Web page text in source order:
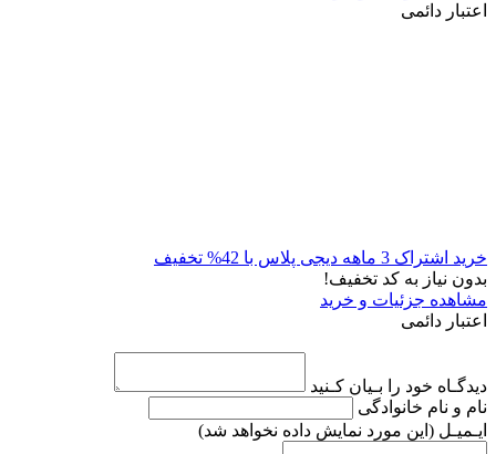
اعتبار دائمی
خرید اشتراک 3 ماهه دیجی پلاس با 42% تخفیف
بدون نیاز به کد تخفیف!
مشاهده جزئیات و خرید
اعتبار دائمی
دیدگـاه خود را بـیان کـنید
نام و نام خانوادگی
ایـمیـل (این مورد نمایش داده نخواهد شد)